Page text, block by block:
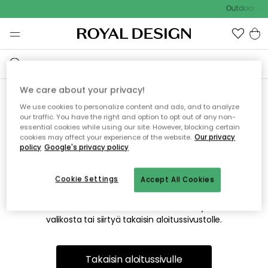
Outdoor
Emme valitettavasti löydä
etsimääsi sivua
Tämä voi johtua siitä, että sivua ei enää ole tai siitä, että se
on siirretty muualle. Pahoittelemme tästä mahdollisesti
valikosta tai siirtyä takaisin aloitussivustolle.
Takaisin aloitussivulle
We care about your privacy!
We use cookies to personalize content and ads, and to analyze
our traffic. You have the right and option to opt out of any non-
essential cookies while using our site. However, blocking certain
cookies may affect your experience of the website. Our privacy
policy Google's privacy policy
Accept All Cookies
Cookie Settings